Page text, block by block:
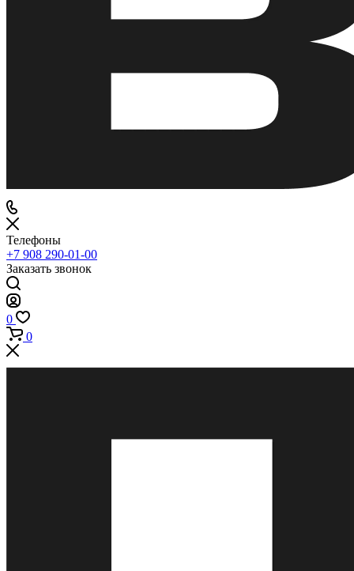
Телефоны
+7 908 290-01-00
Заказать звонок
0
0